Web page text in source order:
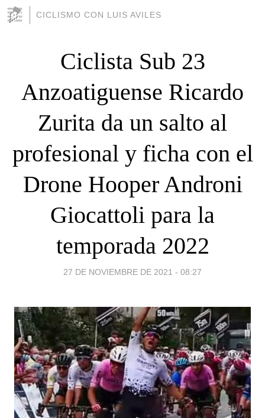
CICLISMO CON LUIS AVILES
Ciclista Sub 23
Anzoatiguense Ricardo
Zurita da un salto al
profesional y ficha con el
Drone Hooper Androni
Giocattoli para la
temporada 2022
27 DE NOVIEMBRE DE 2021 - 08:27